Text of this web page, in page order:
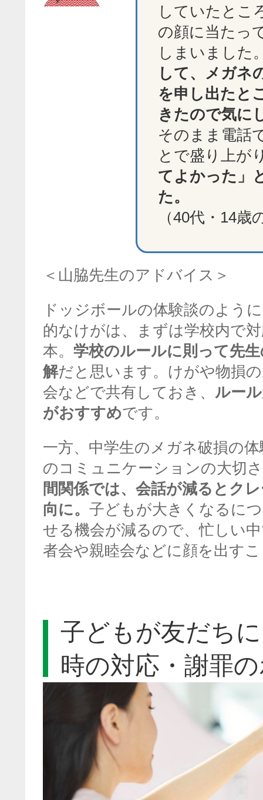
していたとこ
の顔に当たっ
しまいました
して、メガネ
を申し出たと
きたので気に
そのまま電話
とで盛り上が
てよかった」
た。
（40代・14歳
＜山脇先生のアドバイス＞
ドッジボールの体験談のよう
的なけがは、まずは学校内で
本。 学校のルールに則って先
解だと思います。けがや物損
会などで共有しておき、 ルー
がおすすめです。
一方、中学生のメガネ破損の
のコミュニケーションの大切
間関係では、会話が減るとク
向に。 子どもが大きくなるに
せる機会が減るので、忙しい
者会や親睦会などに顔を出す
子どもが友だち
時の対応・謝罪